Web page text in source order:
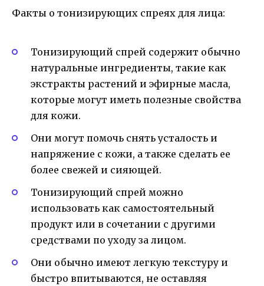
Факты о тонизирующих спреях для лица:
Тонизирующий спрей содержит обычно
натуральные ингредиенты, такие как
экстракты растений и эфирные масла,
которые могут иметь полезные свойства
для кожи.
Они могут помочь снять усталость и
напряжение с кожи, а также сделать ее
более свежей и сияющей.
Тонизирующий спрей можно
использовать как самостоятельный
продукт или в сочетании с другими
средствами по уходу за лицом.
Они обычно имеют легкую текстуру и
быстро впитываются, не оставляя